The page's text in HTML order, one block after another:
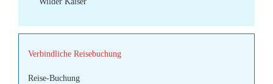
Verbindliche Reisebuchung
Reise-Buchung